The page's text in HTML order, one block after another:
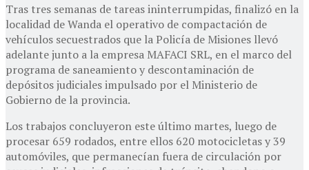
Tras tres semanas de tareas ininterrumpidas, finalizó en la
localidad de Wanda el operativo de compactación de
vehículos secuestrados que la Policía de Misiones llevó
adelante junto a la empresa MAFACI SRL, en el marco del
programa de saneamiento y descontaminación de
depósitos judiciales impulsado por el Ministerio de
Gobierno de la provincia.
Los trabajos concluyeron este último martes, luego de
procesar 659 rodados, entre ellos 620 motocicletas y 39
automóviles, que permanecían fuera de circulación por